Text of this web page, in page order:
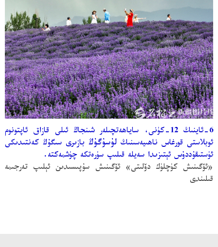
6-ئاينىڭ 12-كۈنى، ساياھەتچىلەر شىنجاڭ ئىلى قازاق ئاپتونوم
ئوبلاستى قورغاس ناھىيەسىنىڭ لۇسۇگۇڭ بازىرى سىگۇڭ كەنتىدىكى
ئۈستىقۇددۇس ئېتىزىدا سەيلە قىلىپ سۈرەتكە چۈشمەكتە.
«ئۆگىنىش كۈچلۈك دۆلىتى» ئۆگىنىش سۇپىسىدىن ئېلىپ تەرجىمە
قىلىندى